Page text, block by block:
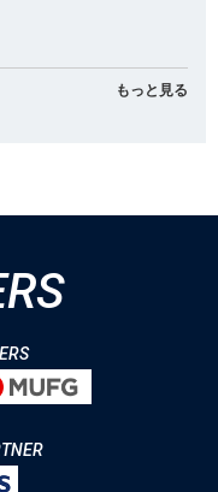
もっと見る